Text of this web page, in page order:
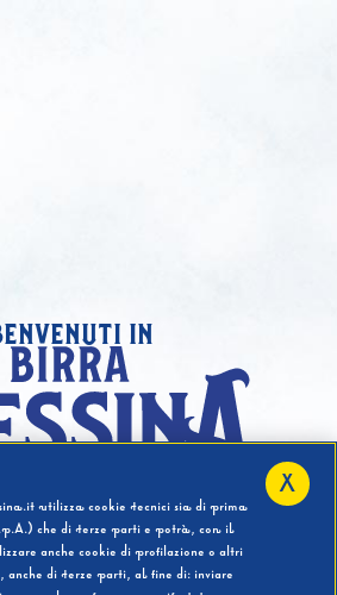
in
18 Anni?
utilizza cookie tecnici sia di prima
che di terze parti e potrà, con il
anche cookie di profilazione o altri
anche di terze parti, al fine di: inviare
X